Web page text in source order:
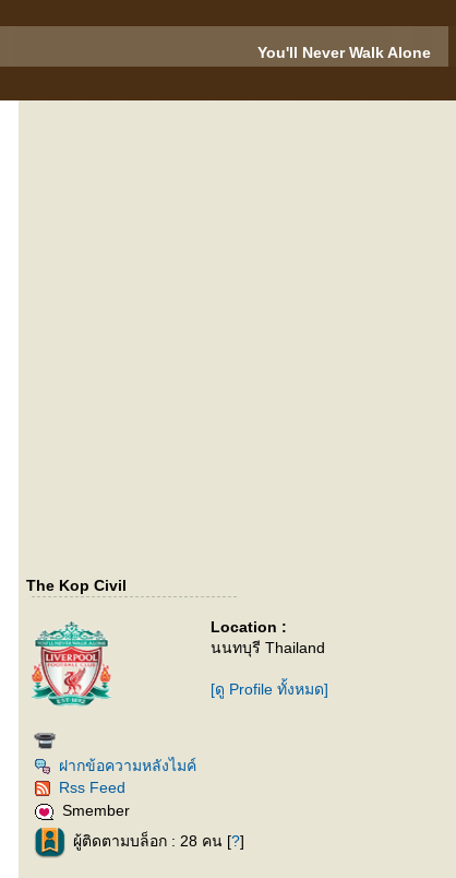
You'll Never Walk Alone
The Kop Civil
Location :
นนทบุรี Thailand
[ดู Profile ทั้งหมด]
ฝากข้อความหลังไมค์
Rss Feed
Smember
ผู้ติดตามบล็อก : 28 คน [?]